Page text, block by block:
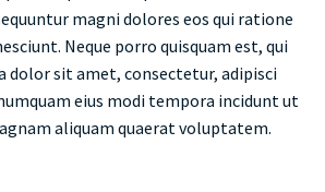
magni dolores eos qui ratione
Neque porro quisquam est, qui
dolor sit amet, consectetur, adipisci
eius modi tempora incidunt ut
aliquam quaerat voluptatem.